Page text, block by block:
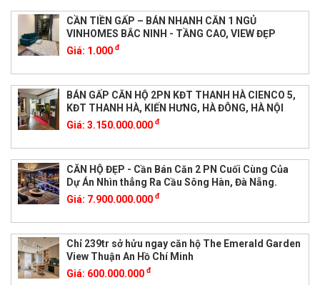
CẦN TIỀN GẤP – BÁN NHANH CĂN 1 NGỦ
VINHOMES BẮC NINH - TẦNG CAO, VIEW ĐẸP
Giá: 1.000 đ
BÁN GẤP CĂN HỘ 2PN KĐT THANH HÀ CIENCO 5,
KĐT THANH HÀ, KIẾN HƯNG, HÀ ĐÔNG, HÀ NỘI
Giá: 3.150.000.000 đ
CĂN HỘ ĐẸP - Cần Bán Căn 2 PN Cuối Cùng Của
Dự Án Nhìn thẳng Ra Cầu Sông Hàn, Đà Nẵng.
Giá: 7.900.000.000 đ
Chỉ 239tr sở hửu ngay căn hộ The Emerald Garden
View Thuận An Hồ Chí Minh
Giá: 600.000.000 đ